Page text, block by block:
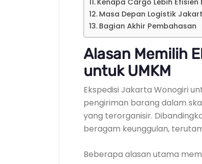
Kenapa Cargo Lebih
Masa Depan Logistik
Bagian Akhir Pembahasan
Alasan Memilih
untuk UMKM
Ekspedisi Jakarta Wonogiri
pengiriman barang dalam
yang terorganisir.
beragam keunggulan,
Beberapa alasan utama